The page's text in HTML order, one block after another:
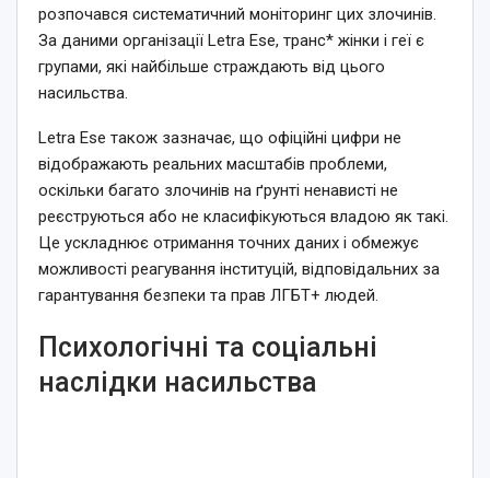
розпочався систематичний моніторинг цих злочинів.
За даними організації Letra Ese, транс* жінки і геї є
групами, які найбільше страждають від цього
насильства.
Letra Ese також зазначає, що офіційні цифри не
відображають реальних масштабів проблеми,
оскільки багато злочинів на ґрунті ненависті не
реєструються або не класифікуються владою як такі.
Це ускладнює отримання точних даних і обмежує
можливості реагування інституцій, відповідальних за
гарантування безпеки та прав ЛГБТ+ людей.
Психологічні та соціальні
наслідки насильства